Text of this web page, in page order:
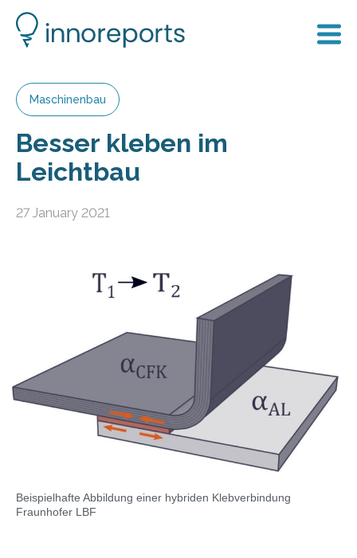
Maschinenbau
Besser kleben im
Leichtbau
27 January 2021
Beispielhafte Abbildung einer hybriden Klebverbindung
Fraunhofer LBF